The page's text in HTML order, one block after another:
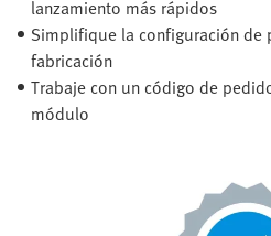
lanzamiento más rápidos
Simplifique la configuración de
fabricación
Trabaje con un código de
módulo